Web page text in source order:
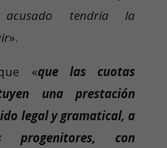
acusado tendría la
».
«que las cuotas
una prestación
legal y gramatical, a
progenitores, con